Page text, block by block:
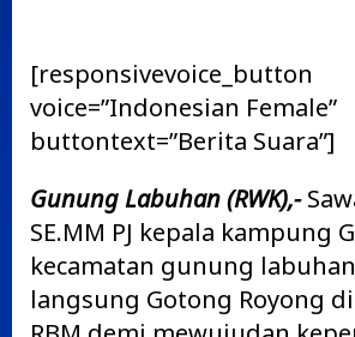
[responsivevoice_button
voice=”Indonesian Female”
buttontext=”Berita Suara”]
Gunung Labuhan (RWK),-
SE.MM PJ kepala kampung
kecamatan gunung
langsung Gotong Royong